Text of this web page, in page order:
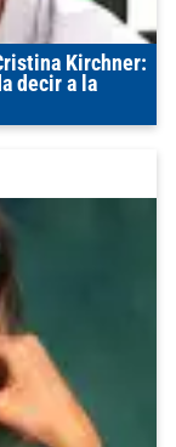
Kirchner:
decir a la